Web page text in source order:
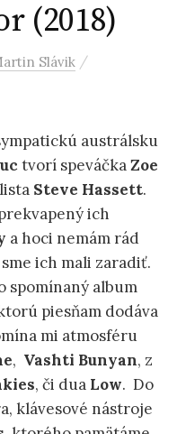
(2018)
Slávik /
austrálsku
tvorí speváčkaZoe
Steve Hassett.
ich
a hoci nemám rád
ich mali zaradiť.
spomínaný album
piesňam dodáva
mi atmosféru
, Vashti Bunyan, z
, či dua Low. Do
klávesové nástroje